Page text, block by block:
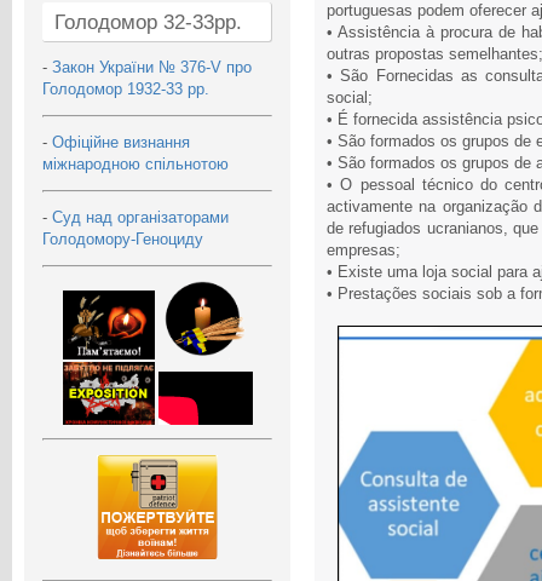
Голодомор 32-33рр.
- Закон України № 376-V про
Голодомор 1932-33 рр.
- Офіційне визнання
міжнародною спільнотою
- Суд над організаторами
Голодомору-Геноциду
portuguesas podem oferecer
• Assistência à procura de
outras propostas semelhantes;
• São Fornecidas as
social;
• É fornecida assistência
• São formados os grupos de
• São formados os grupos de
• O pessoal técnico do
activamente na organização
de refugiados ucranianos,
empresas;
• Existe uma loja social para
• Prestações sociais sob a